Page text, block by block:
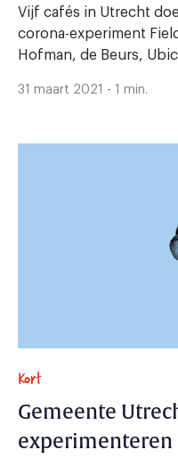
Vijf cafés in Utrecht
corona-experiment
Hofman, de Beurs,
31 maart 2021 - 1 min.
Kort
Gemeente
experimenteren